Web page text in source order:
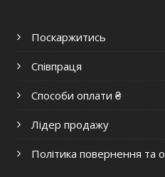
Поскаржитись
Співпраця
Способи оплати ₴
Лідер продажу
Політика повернення та